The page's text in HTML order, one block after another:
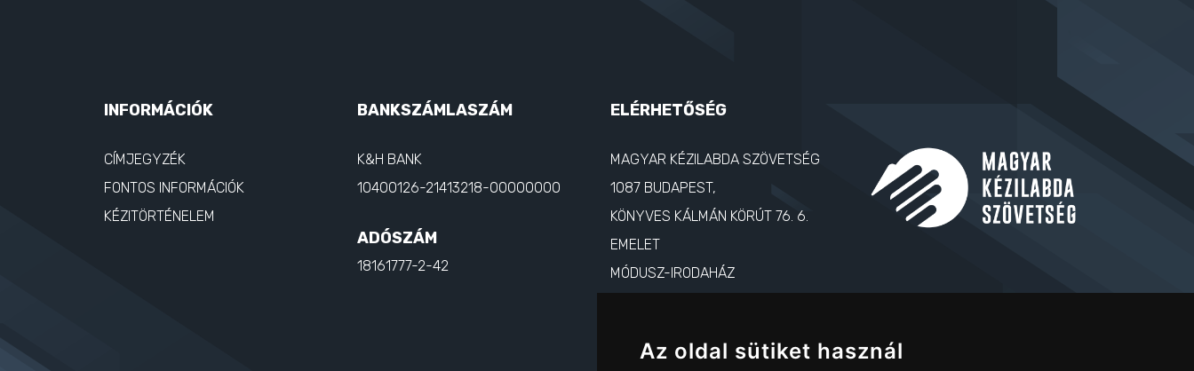
Az oldal sütiket használ
INFORMÁCIÓK
CÍMJEGYZÉK
FONTOS INFORMÁCIÓK
KÉZITÖRTÉNELEM
BANKSZÁMLASZÁM
K&H BANK
10400126-21413218-00000000
ADÓSZÁM
18161777-2-42
ELÉRHETŐSÉG
MAGYAR KÉZILABDA SZÖVETSÉG
1087 BUDAPEST,
KÖNYVES KÁLMÁN KÖRÚT 76. 6.
EMELET
MÓDUSZ-IRODAHÁZ